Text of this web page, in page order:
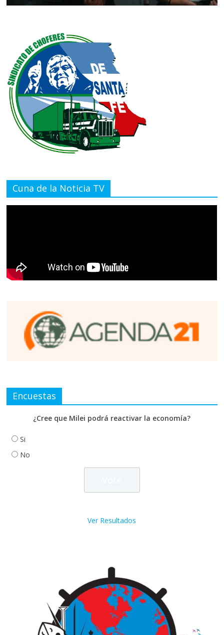
Cuna de la Noticia TV
Encuestas
¿Cree que Milei podrá reactivar la economía?
Si
No
Ver Resultados